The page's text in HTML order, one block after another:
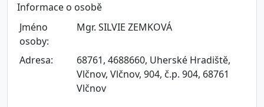
Informace o osobě
Jméno
osoby:
Mgr. SILVIE ZEMKOVÁ
Adresa:
68761, 4688660, Uherské Hradiště,
Vlčnov, Vlčnov, 904, č.p. 904, 68761
Vlčnov